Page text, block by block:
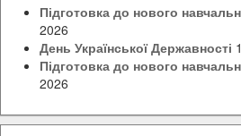
Підготовка до нового
2026
День Української Державності
Підготовка до нового
2026